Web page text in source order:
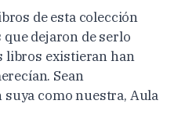
de esta colección
dejaron de serlo
libros existieran han
Sean
suya como nuestra, Aula